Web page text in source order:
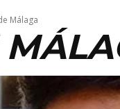
Málaga